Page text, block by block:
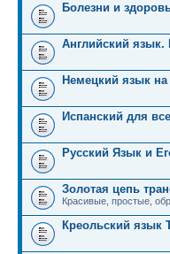
Болезни и
Английский
Немецкий язык
Испанский для
Русский Язык и
Золотая цепь
Красивые, простые,
Креольский язык